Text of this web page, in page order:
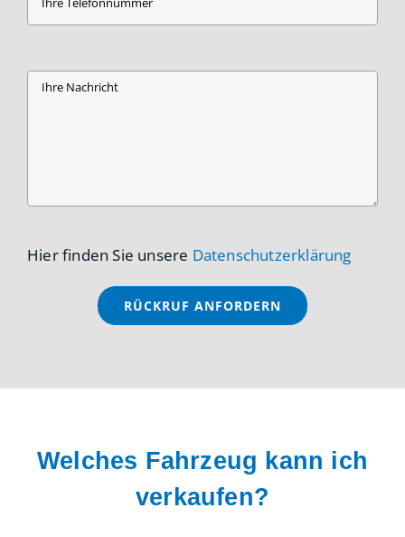
Hier finden Sie unsere Datenschutzerklärung
Welches Fahrzeug kann ich
verkaufen?